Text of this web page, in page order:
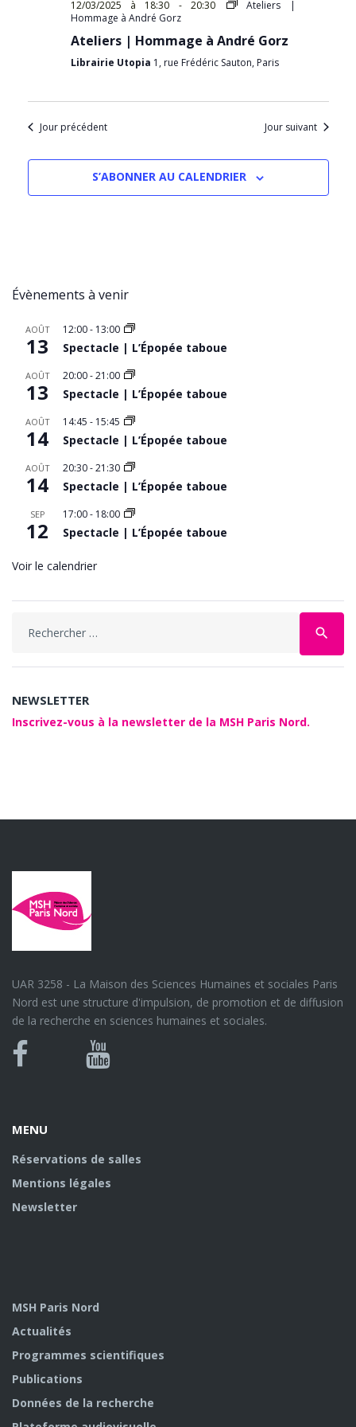
12/03/2025 à 18:30 -20:30
Ateliers |
Hommage à André Gorz
Ateliers | Hommage à André Gorz
Librairie Utopia 1, rue Frédéric Sauton, Paris
Jour précédent Jour suivant
S’ABONNER AU CALENDRIER
Évènements à venir
AOÛT
13
12:00- 13:00
Spectacle | L’Épopée taboue
AOÛT
13
20:00-21:00
Spectacle | L’Épopée taboue
AOÛT
14
14:45 - 15:45
Spectacle | L’Épopée taboue
AOÛT
14
20:30-21:30
Spectacle | L’Épopée taboue
SEP
12
17:00- 18:00
Spectacle | L’Épopée taboue
Voir le calendrier
search
NEWSLETTER
Inscrivez-vous à la newsletter de la MSH Paris Nord.
UAR 3258 - La Maison des Sciences Humaines et sociales Paris
Nord est une structure d'impulsion, de promotion et de diffusion
de la recherche en sciences humaines et sociales.
Bluesky
Canal
MENU
Réservations de salles
Mentions légales
Newsletter
MSH Paris Nord
Actualités
Programmes scientifiques
Publications
Données de la recherche